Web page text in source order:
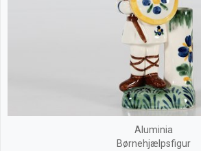
Aluminia
Børnehjælpsfigur